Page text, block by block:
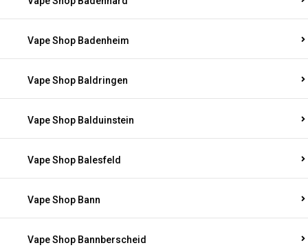
Vape Shop Badenheim
Vape Shop Baldringen
Vape Shop Balduinstein
Vape Shop Balesfeld
Vape Shop Bann
Vape Shop Bannberscheid